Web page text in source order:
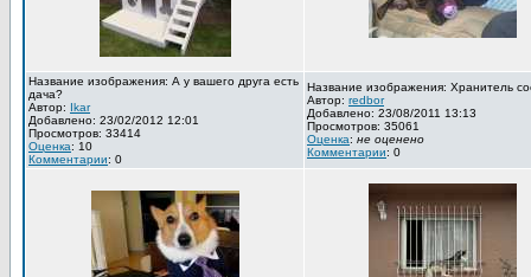
Название изображения: А у вашего друга есть
дача?
Автор: Ikar
Добавлено: 23/02/2012 12:01
Просмотров: 33414
Оценка: 10
Комментарии: 0
Название изображения: Хранитель
Автор: redbor
Добавлено: 23/08/2011 13:13
Просмотров: 35061
Оценка: не оценено
Комментарии: 0